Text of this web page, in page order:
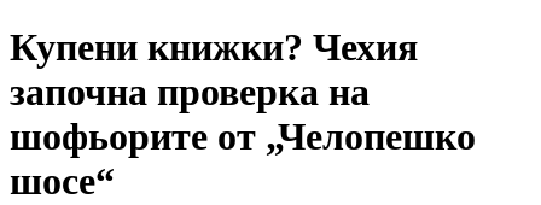
Купени книжки? Чехия
започна проверка на
шофьорите от „Челопешко
шосе“